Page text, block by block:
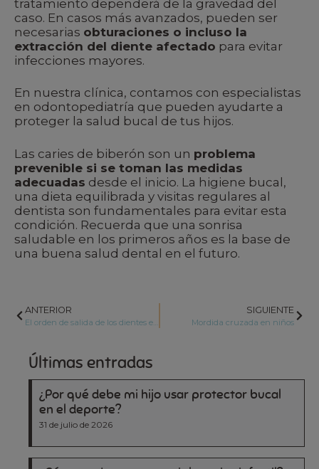
tratamiento dependerá de la gravedad del
caso. En casos más avanzados, pueden ser
necesarias obturaciones o incluso la
extracción del diente afectado para evitar
infecciones mayores.
En nuestra clínica, contamos con especialistas
en odontopediatría que pueden ayudarte a
proteger la salud bucal de tus hijos.
Las caries de biberón son un problema
prevenible si se toman las medidas
adecuadas desde el inicio. La higiene bucal,
una dieta equilibrada y visitas regulares al
dentista son fundamentales para evitar esta
condición. Recuerda que una sonrisa
saludable en los primeros años es la base de
una buena salud dental en el futuro.
ANTERIOR
El orden de salida de los dientes en los niños
SIGUIENTE
Mordida cruzada en niños
Últimas entradas
¿Por qué debe mi hijo usar protector bucal
en el deporte?
31 de julio de 2026